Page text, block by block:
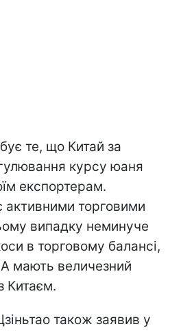
те, що Китай за
курсу юаня
експортерам.
активними торговими
випадку неминуче
в торговому балансі,
мають величезний
Китаєм.
також заявив у